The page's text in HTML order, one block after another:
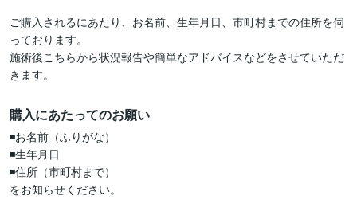
ご購入されるにあたり、お名前、生年月日、市町村までの住所を伺
っております。
施術後こちらから状況報告や簡単なアドバイスなどをさせていただ
購入にあたってのお願い
◾️お名前（ふりがな）
◾️生年月日
◾️住所（市町村まで）
をお知らせください。